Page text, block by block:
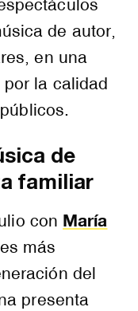
de autor,
en una
la calidad
de
familiar
con María
más
del
presenta